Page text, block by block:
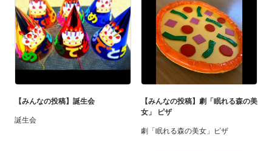
【みんなの投稿】誕生会
誕生会
【みんなの投稿】劇「眠れる森の美
女」 ピザ
劇「眠れる森の美女」ピザ